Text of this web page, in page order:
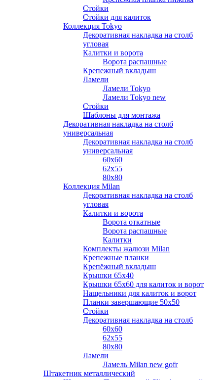
Стойки
Стойки для калиток
Коллекция Tokyo
Декоративная накладка на столб
угловая
Калитки и ворота
Ворота распашные
Крепежный вкладыш
Ламели
Ламели Tokyo
Ламели Tokyo new
Стойки
Шаблоны для монтажа
Декоративная накладка на столб
универсальная
Декоративная накладка на столб
универсальная
60х60
62х55
80х80
Коллекция Milan
Декоративная накладка на столб
угловая
Калитки и ворота
Ворота откатные
Ворота распашные
Калитки
Комплекты жалюзи Milan
Крепежные планки
Крепёжный вкладыш
Крышки 65х40
Крышки 65х60 для калиток и ворот
Нащельники для калиток и ворот
Планки завершающие 50х50
Стойки
Декоративная накладка на столб
60х60
62х55
80х80
Ламели
Ламель Milan new gofr
Штакетник металлический